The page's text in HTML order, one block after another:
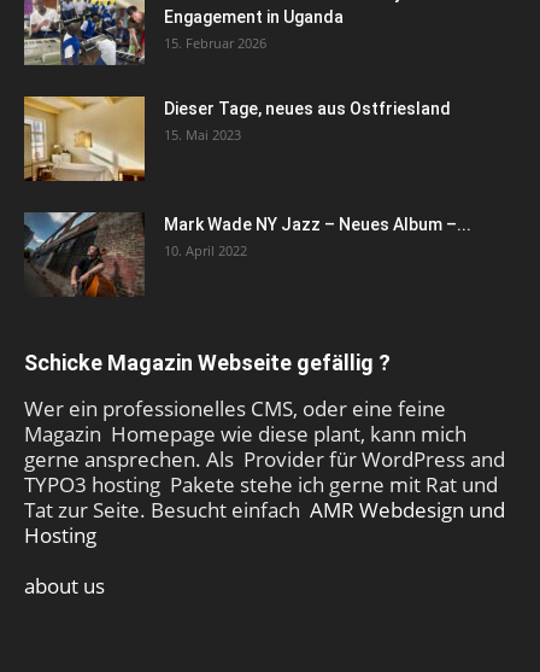
Engagement in Uganda
15. Februar 2026
Dieser Tage, neues aus Ostfriesland
15. Mai 2023
Mark Wade NY Jazz – Neues Album –...
10. April 2022
Schicke Magazin Webseite gefällig ?
Wer ein professionelles CMS, oder eine feine
Magazin Homepage wie diese plant, kann mich
gerne ansprechen. Als Provider für WordPress and
TYPO3 hosting Pakete stehe ich gerne mit Rat und
Tat zur Seite. Besucht einfach AMR Webdesign und
Hosting
about us